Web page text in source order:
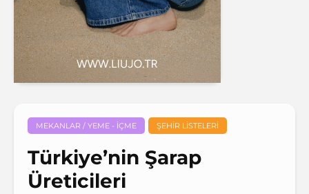
MEKANLAR / YEME - İÇME ŞEHIR LISTELERI
Türkiye’nin Şarap
Üreticileri